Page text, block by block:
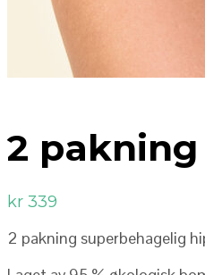
2
kr 339
2 pakning superbehagelig